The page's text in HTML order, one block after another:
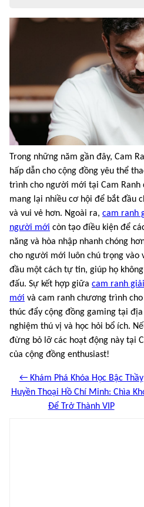
Trong những năm gần đây, Cam
hấp dẫn cho cộng đồng yêu thể
trình cho người mới tại Cam
mang lại nhiều cơ hội để bắt đầu
và vui vẻ hơn. Ngoài ra, cam ranh
người mới còn tạo điều kiện để
năng và hòa nhập nhanh chóng
cho người mới luôn chú trọng
đầu một cách tự tin, giúp họ
đấu. Sự kết hợp giữa cam ranh
mới và cam ranh chương trình
thúc đẩy cộng đồng gaming tại
nghiệm thú vị và học hỏi bổ ích.
đừng bỏ lỡ các hoạt động này tại
của cộng đồng enthusiast!
← Khám Phá Khóa Học Bậc Thầy
Huyền Thoại Hồ Chí Minh: Chìa
Để Trở Thành VIP